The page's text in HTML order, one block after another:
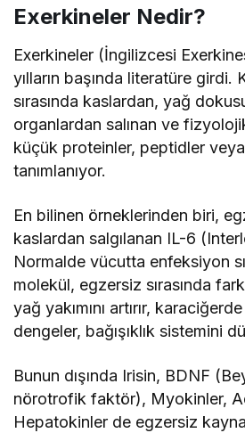
Exerkineler Nedir?
Exerkineler (İngilizcesi
yılların başında literatüre girdi.
sırasında kaslardan, yağ
organlardan salınan ve
küçük proteinler, peptidler
tanımlanıyor.
En bilinen örneklerinden biri,
kaslardan salgılanan IL-6
Normalde vücutta enfeksiyon
molekül, egzersiz sırasında
yağ yakımını artırır,
dengeler, bağışıklık sistemini
Bunun dışında Irisin, BDNF
nörotrofik faktör), Myokinler,
Hepatokinler de egzersiz